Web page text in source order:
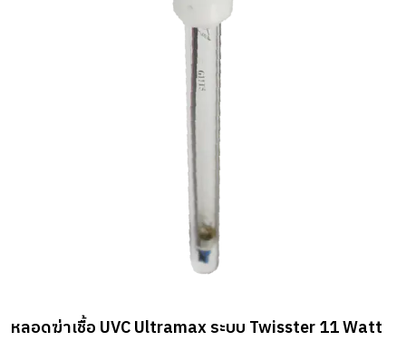
หลอดฆ่าเชื้อ UVC Ultramax ระบบ Twisster 11 Watt